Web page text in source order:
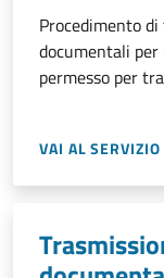
Procedimento
documentali
permesso per
VAI AL SERVIZIO